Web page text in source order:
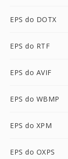
EPS do DOTX
EPS do RTF
EPS do AVIF
EPS do WBMP
EPS do XPM
EPS do OXPS